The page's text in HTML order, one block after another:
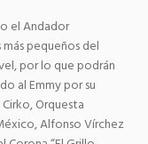
el Andador
pequeños del
por lo que podrán
al Emmy por su
Orquesta
Alfonso Vírchez